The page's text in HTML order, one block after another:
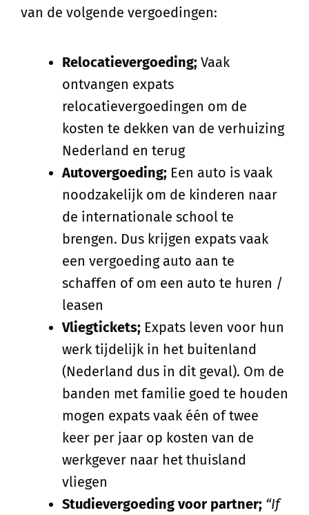
van de volgende vergoedingen:
Relocatievergoeding; Vaak
ontvangen expats
relocatievergoedingen om de
kosten te dekken van de verhuizing
Nederland en terug
Autovergoeding; Een auto is vaak
noodzakelijk om de kinderen naar
de internationale school te
brengen. Dus krijgen expats vaak
een vergoeding auto aan te
schaffen of om een auto te huren /
leasen
Vliegtickets; Expats leven voor hun
werk tijdelijk in het buitenland
(Nederland dus in dit geval). Om de
banden met familie goed te houden
mogen expats vaak één of twee
keer per jaar op kosten van de
werkgever naar het thuisland
vliegen
Studievergoeding voor partner; “If